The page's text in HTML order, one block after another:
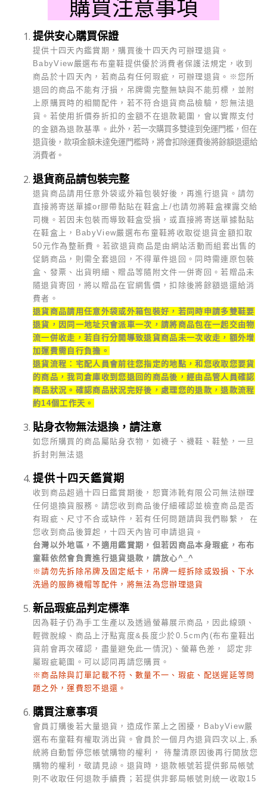
購買注意事項
提供安心購買保證
提供十四天內鑑賞期，購買後十四天內可辦理退貨。
BabyView嚴選布布童鞋提供優於消費者保護法規定，收到
商品於十四天內，若商品有任何瑕疵，可辦理退貨。 ※您所
退回的商品不能有汙損，吊牌需完整無缺與不能剪標，並附
上原購買時的相關配件，若不符合退貨商品檢驗，恕無法退
貨。若使用折價券折扣的金額不在退款範圍，會以實際支付
的金額為退款基準。 此外，若一次購買多雙達到免運門檻，但在
退貨後，款項金額未達免運門檻時，將會扣除運費後將餘額退還給
消費者。
退貨商品請包裝完整
退貨商品請用任意外袋或外箱包裝好後，再進行退貨。請勿
直接將寄送單據or膠帶黏貼在鞋盒上/也請勿將鞋盒裸露交給
司機。若因未包裝而導致鞋盒受損，或直接將寄送單據黏貼
在鞋盒上，BabyView嚴選布布童鞋將收取從退貨金額扣取
50元作為整新費。若欲退貨商品是由網站活動而組套出售的
促銷商品，則需全套退回，不得單件退回。同時需連原包裝
盒、發票、出貨明細、贈品等隨附文件一併寄回。若贈品未
隨退貨寄回，將以贈品在官網售價，扣除後將餘額退還給消
費者。
退貨商品請用任意外袋或外箱包裝好，若同時申請多雙鞋要
退貨，因同一地址只會派車一次，請將商品包在一起交由物
流一併收走，若自行分開導致退貨商品未一次收走，額外增
加運費需自行負擔。
退貨流程：宅配人員會前往您指定的地點，和您收取您要貨
的商品，我司倉庫收到您退回的商品後，經由品管人員確認
商品狀況。確認商品狀況完好後，處理您的退款，退款流程
約14個工作天。
貼身衣物無法退換，請注意
如您所購買的商品屬貼身衣物，如襪子、襪鞋、鞋墊，一旦
拆封則無法退
提供十四天鑑賞期
收到商品超過十四日鑑賞期後，恕寶沛靴有限公司無法辦理
任何退換貨服務。請您收到商品後仔細確認並檢查商品是否
有瑕疵、尺寸不合或缺件，若有任何問題請與我們聯繫， 在
您收到商品後算起，十四天內皆可申請退貨。
台灣以外地區，不適用鑑賞期，但若因商品本身瑕疵，布布
童鞋依然會負責進行退貨退款，請放心^_^
※請勿先拆除吊牌及固定紙卡，吊牌一經拆除或毀損、下水
洗過的服飾襪帽等配件，將無法為您辦理退貨
新品瑕疵品判定標準
因為鞋子仍為手工生產以及透過螢幕展示商品，因此線頭、
輕微脫線、商品上汙點寬度&長度少於0.5cm內(布布童鞋出
貨前會再次確認，盡量避免此一情況)、螢幕色差， 認定非
屬瑕疵範圍。可以認同再請您購買。
※商品除與訂單記載不符、數量不一、瑕疵、配送遲延等問
題之外，運費恕不退還。
購買注意事項
會員訂購後若大量退貨，造成作業上之困擾，BabyView嚴
選布布童鞋有權取消出貨。會員於一個月內退貨四次以上,系
統將自動暫停您帳號購物的權利， 待釐清原因後再行開放您
購物的權利，敬請見諒。 退貨時，退款帳號若提供郵局帳號
則不收取任何退款手續費；若提供非郵局帳號則統一收取15